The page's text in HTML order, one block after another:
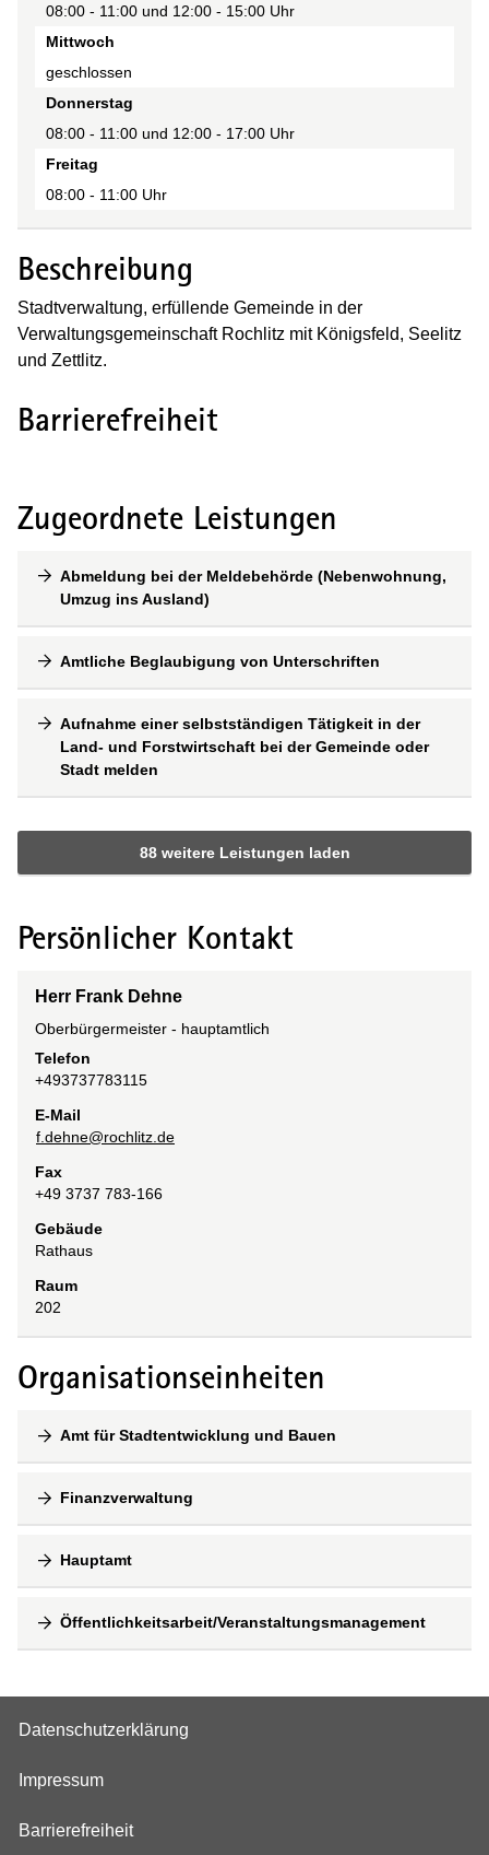
08:00 - 11:00 und 12:00 - 15:00 Uhr
Mittwoch
geschlossen
Donnerstag
08:00 - 11:00 und 12:00 - 17:00 Uhr
Freitag
08:00 - 11:00 Uhr
Beschreibung
Stadtverwaltung, erfüllende Gemeinde in der
Verwaltungsgemeinschaft Rochlitz mit Königsfeld, Seelitz
und Zettlitz.
Barrierefreiheit
Zugeordnete Leistungen
Abmeldung bei der Meldebehörde (Nebenwohnung,
Umzug ins Ausland)
Amtliche Beglaubigung von Unterschriften
Aufnahme einer selbstständigen Tätigkeit in der
Land- und Forstwirtschaft bei der Gemeinde oder
Stadt melden
88 weitere Leistungen laden
Persönlicher Kontakt
Herr Frank Dehne
Oberbürgermeister - hauptamtlich
Telefon
+493737783115
E-Mail
f.dehne@rochlitz.de
Fax
+49 3737 783-166
Gebäude
Rathaus
Raum
202
Organisationseinheiten
Amt für Stadtentwicklung und Bauen
Finanzverwaltung
Hauptamt
Öffentlichkeitsarbeit/Veranstaltungsmanagement
Datenschutzerklärung
Impressum
Barrierefreiheit